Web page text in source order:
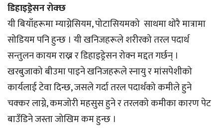
डिहाइड्रेसन रोक्छ
यी बियाँहरूमा म्याग्नेसियम, पोटासियमको साथमा थोरै मात्रामा
सोडियम पनि हुन्छ । यी खनिजहरूले शरीरको तरल पदार्थ
सन्तुलन कायम राख्न र डिहाइड्रेसन रोक्न मद्दत गर्छन् ।
खरबुजाको बीउमा पाइने खनिजहरूले स्नायु र मांसपेशीको
कार्यलाई टेवा दिन्छ, जसले गर्दा तरल पदार्थको कमीले हुने
चक्कर लाग्ने, कमजोरी महसुस हुने र तरलको कमीका कारण पेट
बाउँडिने जस्ता जोखिम कम हुन्छ ।